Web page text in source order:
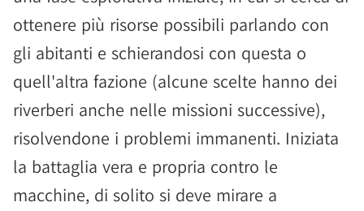
ottenere più risorse possibili parlando con
gli abitanti e schierandosi con questa o
quell'altra fazione (alcune scelte hanno dei
riverberi anche nelle missioni successive),
risolvendone i problemi immanenti. Iniziata
la battaglia vera e propria contro le
macchine, di solito si deve mirare a